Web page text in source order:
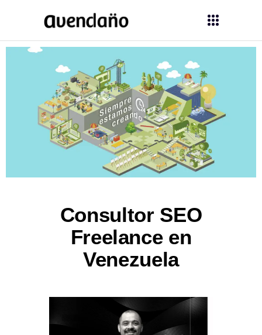
Consultor SEO
Freelance en
Venezuela